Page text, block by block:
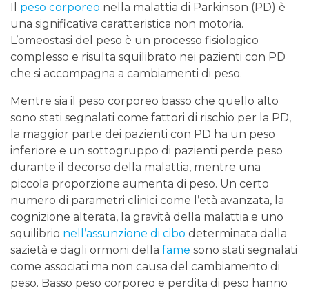
Il peso corporeo nella malattia di Parkinson (PD) è
una significativa caratteristica non motoria.
L’omeostasi del peso è un processo fisiologico
complesso e risulta squilibrato nei pazienti con PD
che si accompagna a cambiamenti di peso.
Mentre sia il peso corporeo basso che quello alto
sono stati segnalati come fattori di rischio per la PD,
la maggior parte dei pazienti con PD ha un peso
inferiore e un sottogruppo di pazienti perde peso
durante il decorso della malattia, mentre una
piccola proporzione aumenta di peso. Un certo
numero di parametri clinici come l’età avanzata, la
cognizione alterata, la gravità della malattia e uno
squilibrio nell’assunzione di cibo determinata dalla
sazietà e dagli ormoni della fame sono stati segnalati
come associati ma non causa del cambiamento di
peso. Basso peso corporeo e perdita di peso hanno